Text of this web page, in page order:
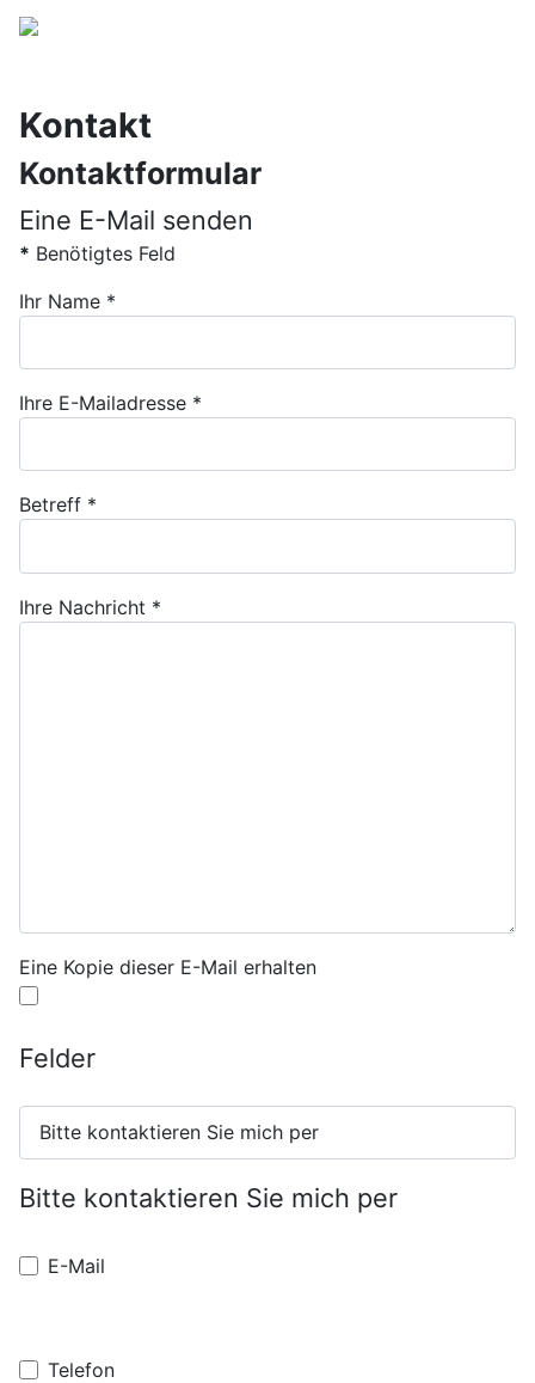
Kontakt
Kontaktformular
Eine E-Mail senden
* Benötigtes Feld
Ihr Name *
Ihre E-Mailadresse *
Betreff *
Ihre Nachricht *
Eine Kopie dieser E-Mail erhalten
Felder
Bitte kontaktieren Sie mich per
E-Mail
Telefon